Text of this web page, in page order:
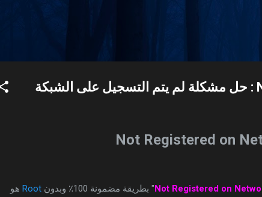
Not Registered on" بطريقة مضمونة 100٪ وبدون Root هو